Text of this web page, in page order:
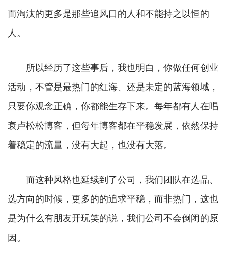
而淘汰的更多是那些追风口的人和不能持之以恒的
人。
所以经历了这些事后，我也明白，你做任何创业
活动，不管是最热门的红海、还是未定的蓝海领域，
只要你观念正确，你都能生存下来。每年都有人在唱
衰卢松松博客，但每年博客都在平稳发展，依然保持
着稳定的流量，没有大起，也没有大落。
而这种风格也延续到了公司，我们团队在选品、
选方向的时候，更多的的追求平稳，而非热门，这也
是为什么有朋友开玩笑的说，我们公司不会倒闭的原
因。